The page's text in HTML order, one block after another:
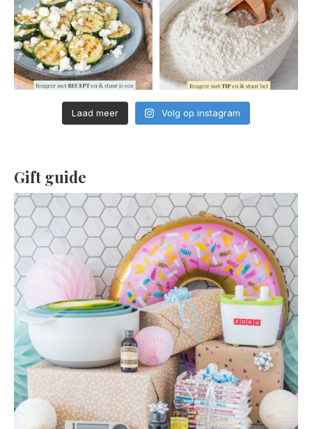
Laad meer Volg op instagram
Gift guide